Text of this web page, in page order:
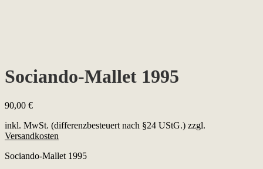
Sociando-Mallet 1995
90,00 €
inkl. MwSt. (differenzbesteuert nach §24 UStG.) zzgl.
Versandkosten
Sociando-Mallet 1995